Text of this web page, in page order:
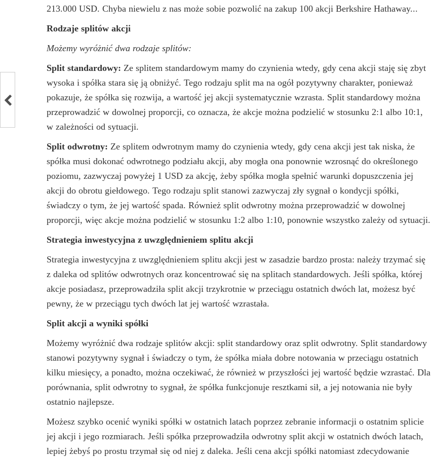
213.000 USD. Chyba niewielu z nas może sobie pozwolić na zakup 100 akcji Berkshire Hathaway...
Rodzaje splitów akcji
Możemy wyróżnić dwa rodzaje splitów:
Split standardowy: Ze splitem standardowym mamy do czynienia wtedy, gdy cena akcji staję się zbyt
wysoka i spółka stara się ją obniżyć. Tego rodzaju split ma na ogół pozytywny charakter, ponieważ
pokazuje, że spółka się rozwija, a wartość jej akcji systematycznie wzrasta. Split standardowy można
przeprowadzić w dowolnej proporcji, co oznacza, że akcje można podzielić w stosunku 2:1 albo 10:1,
w zależności od sytuacji.
Split odwrotny: Ze splitem odwrotnym mamy do czynienia wtedy, gdy cena akcji jest tak niska, że
spółka musi dokonać odwrotnego podziału akcji, aby mogła ona ponownie wzrosnąć do określonego
poziomu, zazwyczaj powyżej 1 USD za akcję, żeby spółka mogła spełnić warunki dopuszczenia jej
akcji do obrotu giełdowego. Tego rodzaju split stanowi zazwyczaj zły sygnał o kondycji spółki,
świadczy o tym, że jej wartość spada. Również split odwrotny można przeprowadzić w dowolnej
proporcji, więc akcje można podzielić w stosunku 1:2 albo 1:10, ponownie wszystko zależy od sytuacji.
Strategia inwestycyjna z uwzględnieniem splitu akcji
Strategia inwestycyjna z uwzględnieniem splitu akcji jest w zasadzie bardzo prosta: należy trzymać się
z daleka od splitów odwrotnych oraz koncentrować się na splitach standardowych. Jeśli spółka, której
akcje posiadasz, przeprowadziła split akcji trzykrotnie w przeciągu ostatnich dwóch lat, możesz być
pewny, że w przeciągu tych dwóch lat jej wartość wzrastała.
Split akcji a wyniki spółki
Możemy wyróżnić dwa rodzaje splitów akcji: split standardowy oraz split odwrotny. Split standardowy
stanowi pozytywny sygnał i świadczy o tym, że spółka miała dobre notowania w przeciągu ostatnich
kilku miesięcy, a ponadto, można oczekiwać, że również w przyszłości jej wartość będzie wzrastać. Dla
porównania, split odwrotny to sygnał, że spółka funkcjonuje resztkami sił, a jej notowania nie były
ostatnio najlepsze.
Możesz szybko ocenić wyniki spółki w ostatnich latach poprzez zebranie informacji o ostatnim splicie
jej akcji i jego rozmiarach. Jeśli spółka przeprowadziła odwrotny split akcji w ostatnich dwóch latach,
lepiej żebyś po prostu trzymał się od niej z daleka. Jeśli cena akcji spółki natomiast zdecydowanie